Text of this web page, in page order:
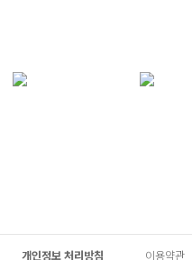
개인정보 처리방침 이용약관